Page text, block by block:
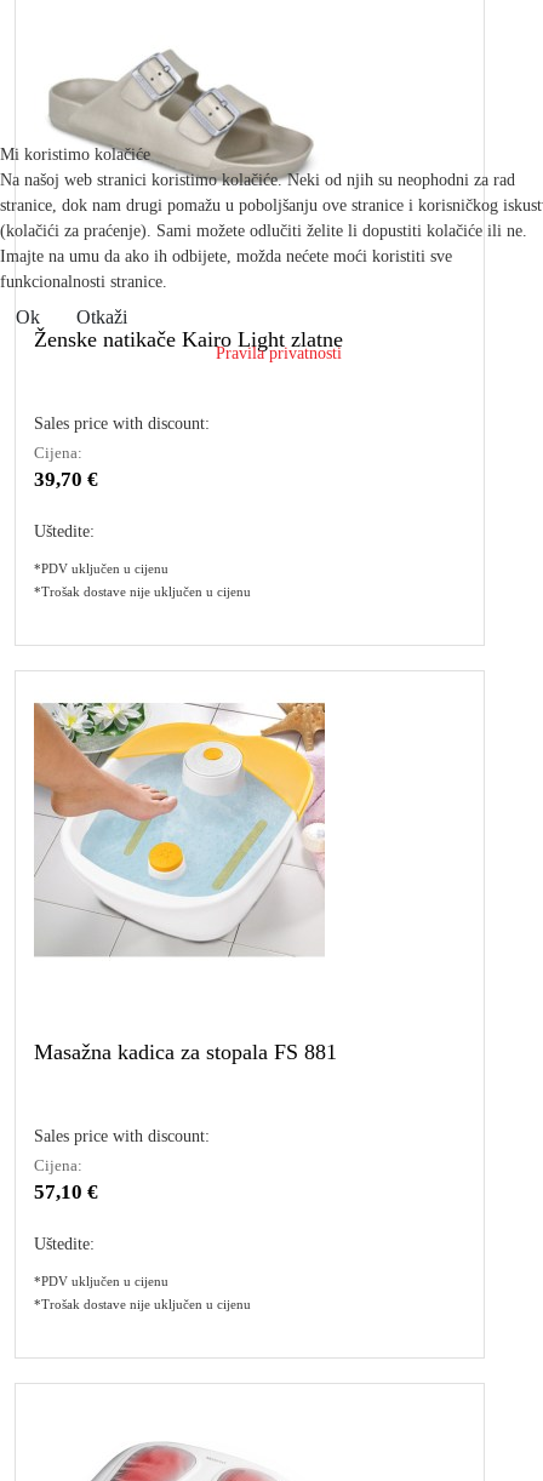
Ženske natikače Kairo Light zlatne
Sales price with discount:
Cijena:
39,70 €
Uštedite:
*PDV uključen u cijenu
*Trošak dostave nije uključen u cijenu
Masažna kadica za stopala FS 881
Sales price with discount:
Cijena:
57,10 €
Uštedite:
*PDV uključen u cijenu
*Trošak dostave nije uključen u cijenu
Mi koristimo kolačiće
Na našoj web stranici koristimo kolačiće. Neki od njih su neophodni za rad
stranice, dok nam drugi pomažu u poboljšanju ove stranice i korisničkog
(kolačići za praćenje). Sami možete odlučiti želite li dopustiti kolačiće ili ne.
Imajte na umu da ako ih odbijete, možda nećete moći koristiti sve
funkcionalnosti stranice.
Ok Otkaži
Pravila privatnosti